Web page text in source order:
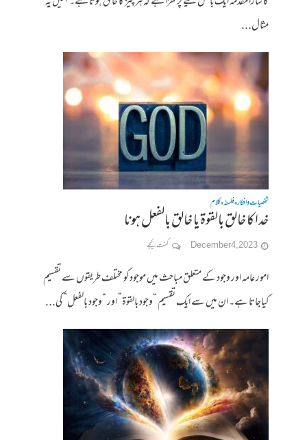
مثال...
شخصیات وافکار•فلسفہ•کلام
خدا کا خالق بالقوۃ یا خالق بالفعل ہونا
December 4, 2023 کمنت کیجے
امور عامہ اور وجود کے متعلق مباحث میں موجود کو مختلف طریقوں سے تقسیم
کیاجاتا ہے۔ ان میں سے ایک تقسیم “وجود بالقوۃ” اور “وجود بالفعل” کی...